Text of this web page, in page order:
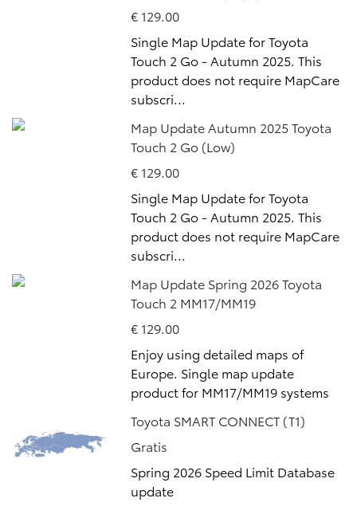
€ 129.00
Single Map Update for Toyota
Touch 2 Go - Autumn 2025. This
product does not require MapCare
subscri...
Map Update Autumn 2025 Toyota
Touch 2 Go (Low)
€ 129.00
Single Map Update for Toyota
Touch 2 Go - Autumn 2025. This
product does not require MapCare
subscri...
Map Update Spring 2026 Toyota
Touch 2 MM17/MM19
€ 129.00
Enjoy using detailed maps of
Europe. Single map update
product for MM17/MM19 systems
Toyota SMART CONNECT (T1)
Gratis
Spring 2026 Speed Limit Database
update